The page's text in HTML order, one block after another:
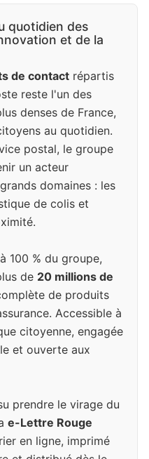
quotidien des
et de la
de contact répartis
reste l'un des
denses de France,
au quotidien.
postal, le groupe
un acteur
domaines : les
de colis et
100 % du groupe,
de 20 millions de
de produits
Accessible à
citoyenne, engagée
et ouverte aux
prendre le virage du
e-Lettre Rouge
en ligne, imprimé